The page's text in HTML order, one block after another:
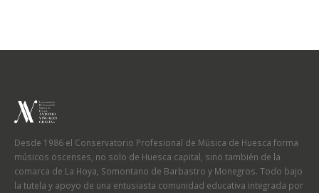
Desde 1986 el Conservatorio Profesional de Música de Huesca forma
músicos oscenses, no solo de Huesca capital, sino también de la
comarca de La Hoya, Somontano de Barbastro y Monegros. Todo bajo
la tutela y apoyo de una entusiasta comunidad educativa integrada por